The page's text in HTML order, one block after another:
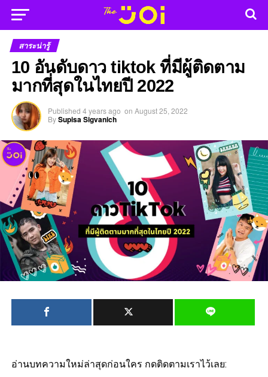
สาระน่ารู้
10 อันดับดาว tiktok ที่มีผู้ติดตาม
มากที่สุดในไทยปี 2022
Published 4 years ago on August 25, 2022
BySupisa Sigvanich
อ่านบทความใหม่ล่าสุดก่อนใคร กดติดตามเราไว้เลย: